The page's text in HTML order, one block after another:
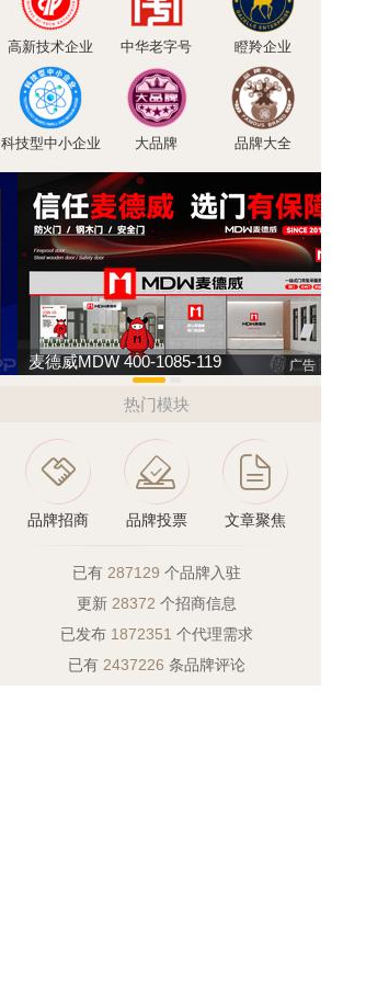
高新技术企业 中华老字号 瞪羚企业
科技型中小企业 大品牌 品牌大全
麦德威MDW 400-1085-119 广告
热门模块
品牌招商 品牌投票 文章聚焦
已有 287129 个品牌入驻
更新 28372 个招商信息
已发布 1872351 个代理需求
已有 2437226 条品牌评论